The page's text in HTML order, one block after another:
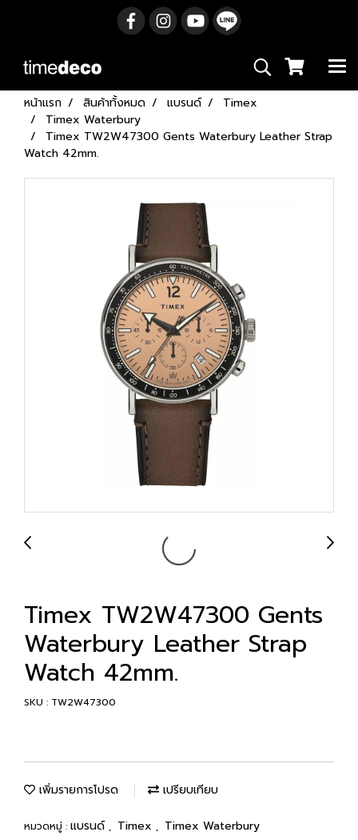
หน้าแรก สินค้าทั้งหมด แบรนด์
Timex
Timex Waterbury
Timex TW2W47300 Gents Waterbury Leather Strap
Watch 42mm.
Timex TW2W47300 Gents
Waterbury Leather Strap
Watch 42mm.
SKU : TW2W47300
เพิ่มรายการโปรด เปรียบเทียบ
หมวดหมู่ : แบรนด์ , Timex , Timex Waterbury